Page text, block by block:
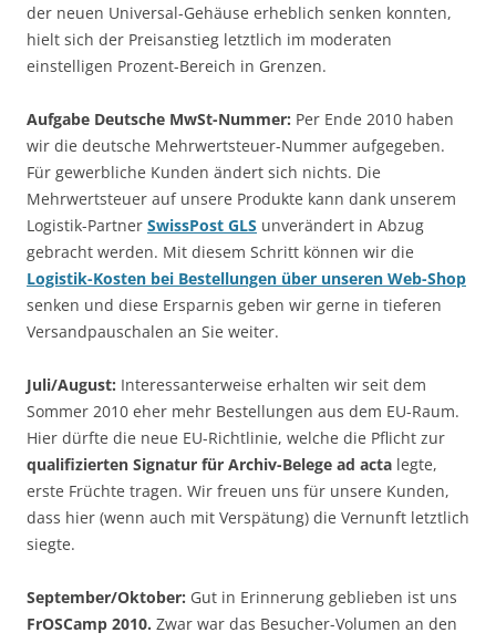
der neuen Universal-Gehäuse erheblich senken konnten,
hielt sich der Preisanstieg letztlich im moderaten
einstelligen Prozent-Bereich in Grenzen.
Aufgabe Deutsche MwSt-Nummer: Per Ende 2010 haben
wir die deutsche Mehrwertsteuer-Nummer aufgegeben.
Für gewerbliche Kunden ändert sich nichts. Die
Mehrwertsteuer auf unsere Produkte kann dank unserem
Logistik-Partner SwissPost GLS unverändert in Abzug
gebracht werden. Mit diesem Schritt können wir die
Logistik-Kosten bei Bestellungen über unseren Web-Shop
senken und diese Ersparnis geben wir gerne in tieferen
Versandpauschalen an Sie weiter.
Juli/August: Interessanterweise erhalten wir seit dem
Sommer 2010 eher mehr Bestellungen aus dem EU-Raum.
Hier dürfte die neue EU-Richtlinie, welche die Pflicht zur
qualifizierten Signatur für Archiv-Belege ad acta legte,
erste Früchte tragen. Wir freuen uns für unsere Kunden,
dass hier (wenn auch mit Verspätung) die Vernunft letztlich
siegte.
September/Oktober: Gut in Erinnerung geblieben ist uns
FrOSCamp 2010. Zwar war das Besucher-Volumen an den